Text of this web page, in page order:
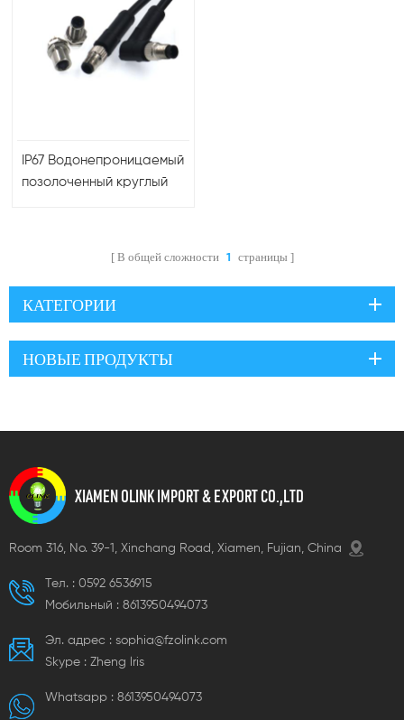
IP67 Водонепроницаемый
позолоченный круглый
В общей сложности 1 страницы
КАТЕГОРИИ
НОВЫЕ ПРОДУКТЫ
XIAMEN OLINK IMPORT & EXPORT CO.,LTD
Room 316, No. 39-1, Xinchang Road, Xiamen, Fujian, China
Тел. : 0592 6536915
Мобильный : 8613950494073
Эл. адрес : sophia@fzolink.com
Skype : Zheng lris
Whatsapp : 8613950494073